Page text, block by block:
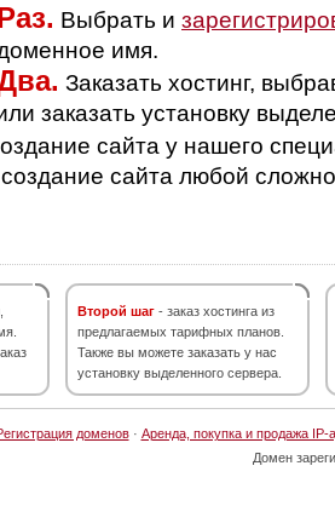
Выбрать и
имя.
Заказать хостинг,
заказать установку
сайта у нашего
сайта любой
Второй шаг - заказ хостинга из
предлагаемых тарифных планов.
Также вы можете заказать у нас
установку выделенного сервера.
доменов· Аренда, покупка и продажа IP-
Домен